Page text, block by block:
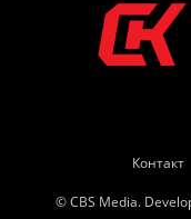
Контакт
© CBS Media.